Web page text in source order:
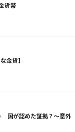
貨幣
金貨】
国が認めた証拠？～意外